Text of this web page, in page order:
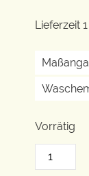
Lieferzeit
Vorrätig